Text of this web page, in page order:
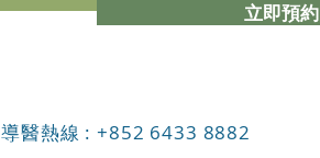
立即預約
導醫熱線 : +852 6433 8882